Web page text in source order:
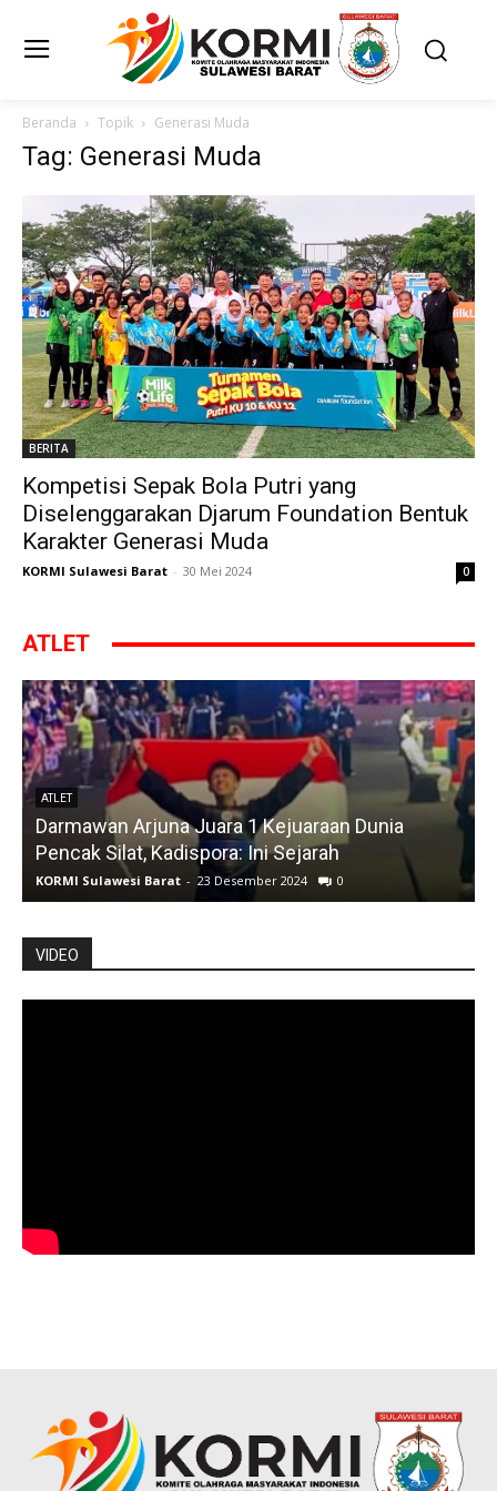
Beranda Topik Generasi Muda
Tag: Generasi Muda
BERITA
Kompetisi Sepak Bola Putri yang
Diselenggarakan Djarum Foundation Bentuk
Karakter Generasi Muda
KORMI Sulawesi Barat - 30 Mei 2024 0
ATLET
ATLET
Darmawan Arjuna Juara 1 Kejuaraan Dunia
Pencak Silat, Kadispora: Ini Sejarah
KORMI Sulawesi Barat - 23 Desember 2024 0
VIDEO